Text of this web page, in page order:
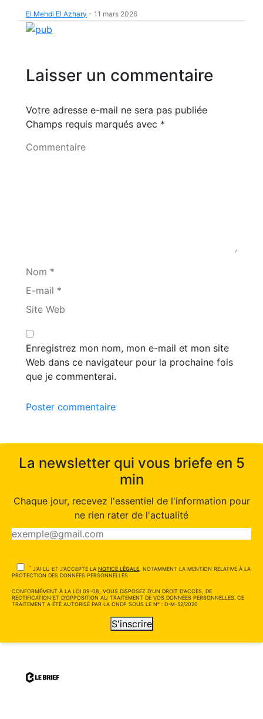
El Mehdi El Azhary - 11 mars 2026
Laisser un commentaire
Votre adresse e-mail ne sera pas publiée
Champs requis marqués avec *
Commentaire
Nom *
E-mail *
Site Web
Enregistrez mon nom, mon e-mail et mon site
Web dans ce navigateur pour la prochaine fois
que je commenterai.
Poster commentaire
La newsletter qui vous briefe en 5
min
Chaque jour, recevez l'essentiel de l'information pour
ne rien rater de l'actualité
* J'AI LU ET J'ACCEPTE LA NOTICE LÉGALE , NOTAMMENT LA MENTION RELATIVE À LA
PROTECTION DES DONNÉES PERSONNELLES
CONFORMÉMENT À LA LOI 09-08, VOUS DISPOSEZ D'UN DROIT D'ACCÈS, DE
RECTIFICATION ET D'OPPOSITION AU TRAITEMENT DE VOS DONNÉES PERSONNELLES. CE
TRAITEMENT A ÉTÉ AUTORISÉ PAR LA CNDP SOUS LE N° : D-M-52/2020
S'inscrire